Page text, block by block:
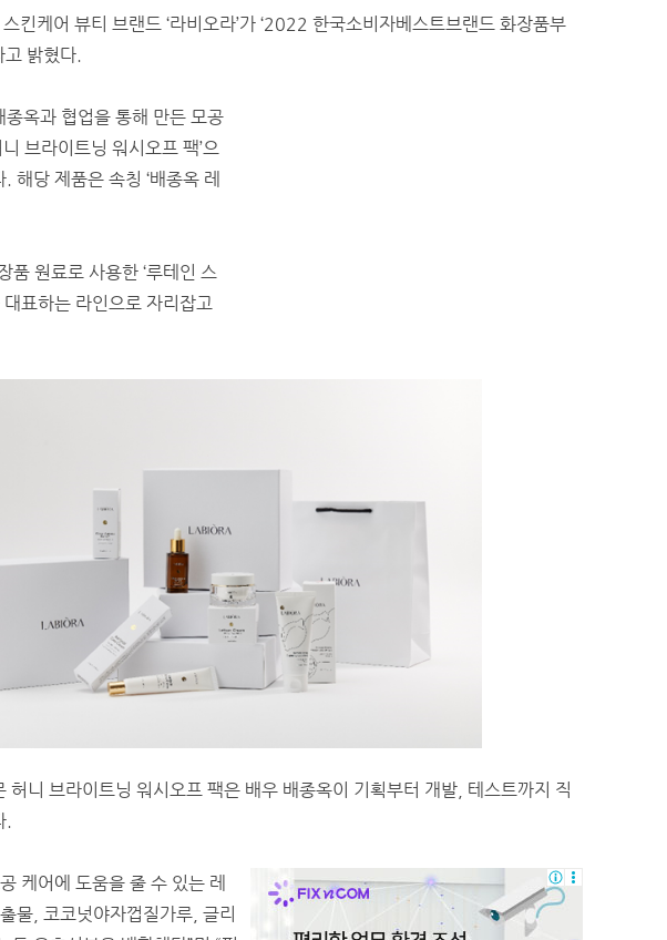
킨케어 뷰티 브랜드 ‘라비오라’가 ‘2022 한국소비자베스트브랜드 화장품부
고 밝혔다.
옥과 협업을 통해 만든 모공
브라이트닝 워시오프 팩’으
해당 제품은 속칭 ‘배종옥 레
품 원료로 사용한 ‘루테인 스
표하는 라인으로 자리잡고
허니 브라이트닝 워시오프 팩은 배우 배종옥이 기획부터 개발, 테스트까지 직
.
케어에 도움을 줄 수 있는 레
물, 코코넛야자껍질가루, 글리